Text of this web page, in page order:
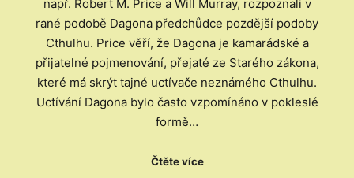
např. Robert M. Price a Will Murray, rozpoznali v
rané podobě Dagona předchůdce pozdější podoby
Cthulhu. Price věří, že Dagona je kamarádské a
přijatelné pojmenování, přejaté ze Starého zákona,
které má skrýt tajné uctívače neznámého Cthulhu.
Uctívání Dagona bylo často vzpomínáno v pokleslé
formě…
Čtěte více